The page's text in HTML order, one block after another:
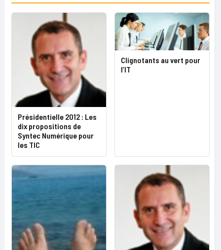
Présidentielle 2012 : Les
dix propositions de
Syntec Numérique pour
les TIC
Clignotants au vert pour
l’IT